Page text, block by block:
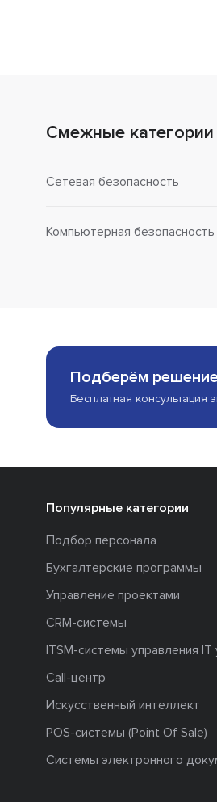
Смежные категории
Сетевая безопасность
Компьютерная безопасность
Подберём
Бесплатная консультация
Популярные категории
Подбор персонала
Бухгалтерские программы
Управление проектами
CRM-системы
ITSM-системы управления IT
Call-центр
Искусственный интеллект
POS-системы (Point Of Sale)
Системы электронного